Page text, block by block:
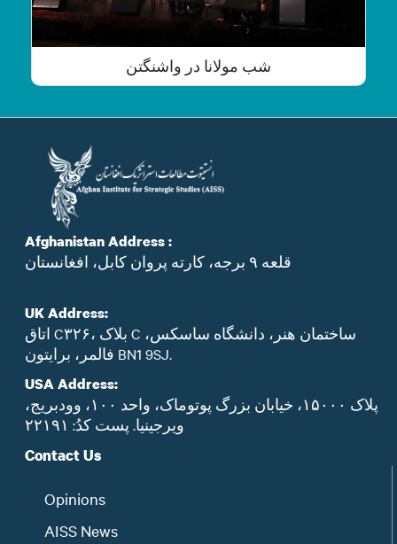
شب مولانا در واشنگتن
Afghanistan Address :
قلعه ۹ برجه، کارته پروان کابل، افغانستان
UK Address:
اتاق C۳۲۶، بلاک C ساختمان هنر، دانشگاه ساسکس،
فالمر، برایتون BN1 9SJ.
USA Address:
پلاک ۱۵۰۰۰، خیابان بزرگ پوتوماک، واحد ۱۰۰، وودبریج،
ویرجینیا. پست‌ کدُ: ۲۲۱۹۱
Contact Us
Opinions
AISS News